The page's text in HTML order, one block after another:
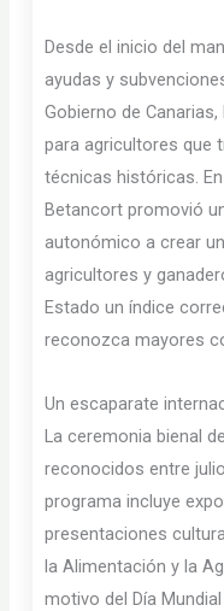
Desde el inicio del
ayudas y
Gobierno de
para agricultores que
técnicas históricas.
Betancort promovió
autonómico a crear
agricultores y
Estado un índice
reconozca mayores
Un escaparate
La ceremonia bienal
reconocidos entre
programa incluye
presentaciones
la Alimentación y la
motivo del Día